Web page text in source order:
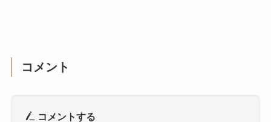
コメント
コメントする